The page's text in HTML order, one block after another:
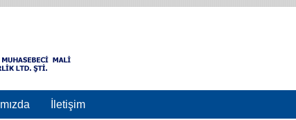
İletişim